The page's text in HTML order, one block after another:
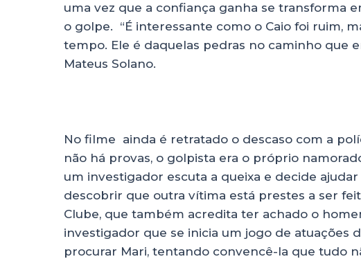
uma vez que a confiança ganha se transforma
o golpe. “É interessante como o Caio foi ruim,
tempo. Ele é daquelas pedras no caminho que
Mateus Solano.
No filme ainda é retratado o descaso com a
não há provas, o golpista era o próprio
um investigador escuta a queixa e decide
descobrir que outra vítima está prestes a ser
Clube, que também acredita ter achado o
investigador que se inicia um jogo de atuações
procurar Mari, tentando convencê-la que tudo